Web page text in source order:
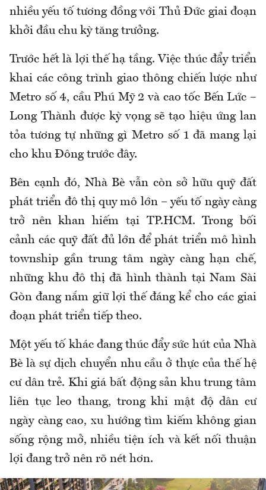
nhiều yếu tố tương đồng với Thủ Đức giai đoạn
khởi đầu chu kỳ tăng trưởng.
Trước hết là lợi thế hạ tầng. Việc thúc đẩy triển
khai các công trình giao thông chiến lược như
Metro số 4, cầu Phú Mỹ 2 và cao tốc Bến Lức –
Long Thành được kỳ vọng sẽ tạo hiệu ứng lan
tỏa tương tự những gì Metro số 1 đã mang lại
cho khu Đông trước đây.
Bên cạnh đó, Nhà Bè vẫn còn sở hữu quỹ đất
phát triển đô thị quy mô lớn – yếu tố ngày càng
trở nên khan hiếm tại TP.HCM. Trong bối
cảnh các quỹ đất đủ lớn để phát triển mô hình
township gần trung tâm ngày càng hạn chế,
những khu đô thị đã hình thành tại Nam Sài
Gòn đang nắm giữ lợi thế đáng kể cho các giai
đoạn phát triển tiếp theo.
Một yếu tố khác đang thúc đẩy sức hút của Nhà
Bè là sự dịch chuyển nhu cầu ở thực của thế hệ
cư dân trẻ. Khi giá bất động sản khu trung tâm
liên tục leo thang, trong khi mật độ dân cư
ngày càng cao, xu hướng tìm kiếm không gian
sống rộng mở, nhiều tiện ích và kết nối thuận
lợi đang trở nên rõ nét hơn.